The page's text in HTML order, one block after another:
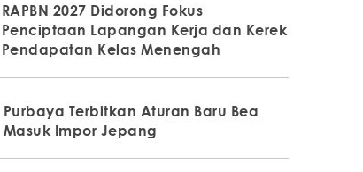
RAPBN 2027 Didorong Fokus
Penciptaan Lapangan Kerja dan Kerek
Pendapatan Kelas Menengah
Purbaya Terbitkan Aturan Baru Bea
Masuk Impor Jepang